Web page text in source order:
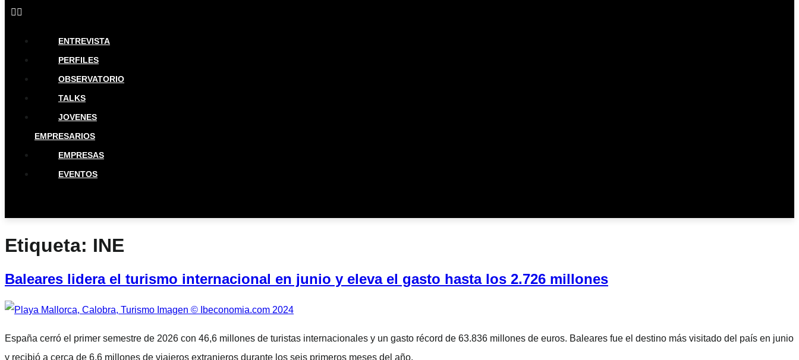
ENTREVISTA
PERFILES
OBSERVATORIO
TALKS
JOVENES
EMPRESARIOS
EMPRESAS
EVENTOS
Etiqueta: INE
Baleares lidera el turismo internacional en junio y eleva el gasto hasta los 2.726 millones
España cerró el primer semestre de 2026 con 46,6 millones de turistas internacionales y un gasto récord de 63.836 millones de euros. Baleares fue el destino más visitado del país en junio
y recibió a cerca de 6,6 millones de viajeros extranjeros durante los seis primeros meses del año.